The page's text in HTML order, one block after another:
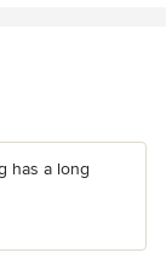
has a long